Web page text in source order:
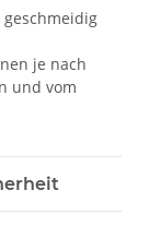
geschmeidig
je nach
und vom